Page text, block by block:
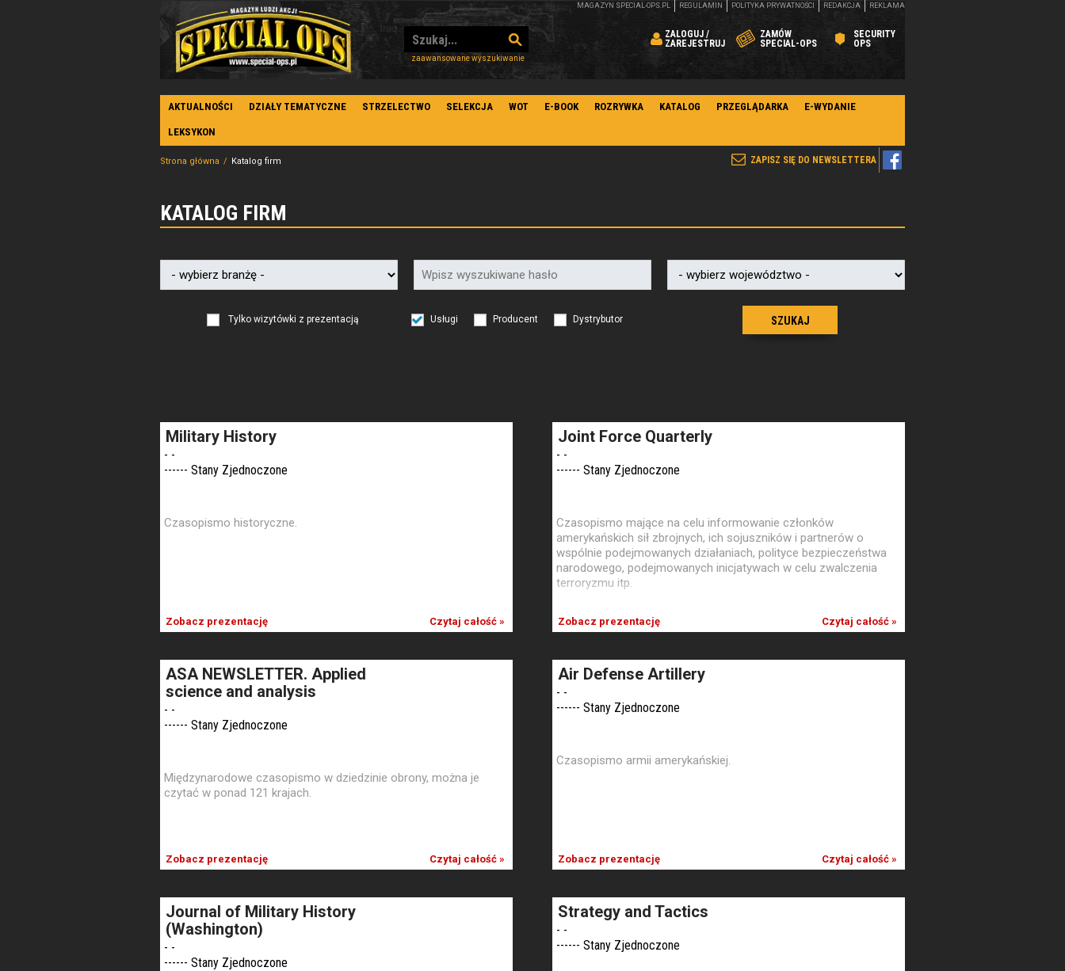
zaawansowane wyszukiwanie
ZALOGUJ /
ZAREJESTRUJ
ZAMÓW
SPECIAL-OPS
SECURITY
OPS
MAGAZYN SPECIAL-OPS.PL REGULAMIN POLITYKA PRYWATNOŚCI REDAKCJA REKLAMA
AKTUALNOŚCI DZIAŁY TEMATYCZNE STRZELECTWO SELEKCJA WOT E-BOOK ROZRYWKA KATALOG PRZEGLĄDARKA E-WYDANIE
LEKSYKON
ZAPISZ SIĘ DO NEWSLETTERA
Strona główna Katalog firm
KATALOG FIRM
Tylko wizytówki z prezentacją Usługi Producent Dystrybutor
Military History
- -
------ Stany Zjednoczone
Zobacz prezentację
Czasopismo historyczne.
Czytaj całość »
Joint Force Quarterly
- -
------ Stany Zjednoczone
Zobacz prezentację
Czasopismo mające na celu informowanie członków
amerykańskich sił zbrojnych, ich sojuszników i partnerów o
wspólnie podejmowanych działaniach, polityce bezpieczeństwa
narodowego, podejmowanych inicjatywach w celu zwalczenia
terroryzmu itp.
Czytaj całość »
ASA NEWSLETTER. Applied
science and analysis
- -
------ Stany Zjednoczone
Zobacz prezentację
Międzynarodowe czasopismo w dziedzinie obrony, można je
czytać w ponad 121 krajach.
Czytaj całość »
Air Defense Artillery
- -
------ Stany Zjednoczone
Zobacz prezentację
Czasopismo armii amerykańskiej.
Czytaj całość »
Journal of Military History
(Washington)
- -
------ Stany Zjednoczone
Strategy and Tactics
- -
------ Stany Zjednoczone